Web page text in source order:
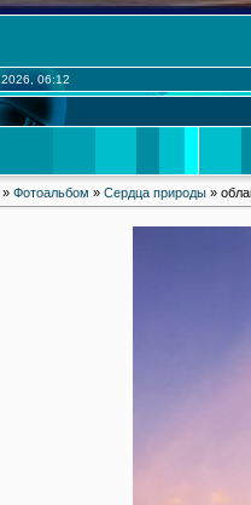
06:12
» Фотоальбом » Сердца природы »